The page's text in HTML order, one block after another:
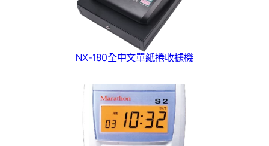
NX-180全中文單紙捲收據機